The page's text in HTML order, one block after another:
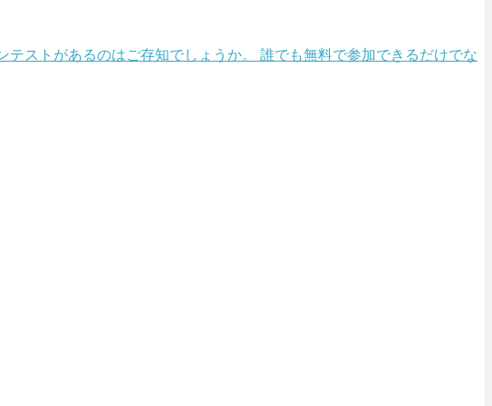
ストがあるのはご存知でしょうか。 誰でも無料で参加できるだけでな